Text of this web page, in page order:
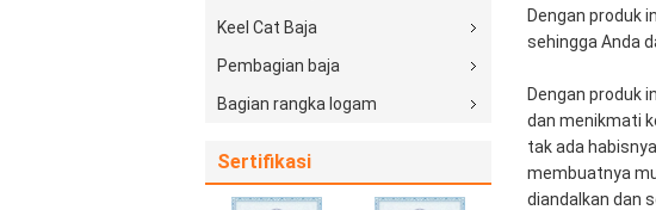
Keel Cat Baja
Pembagian baja
Bagian rangka logam
Sertifikasi
Dengan produk
sehingga Anda
Dengan produk
dan menikmati
tak ada
membuatnya
diandalkan dan